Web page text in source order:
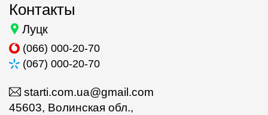
Контакты
Луцк
(066) 000-20-70
(067) 000-20-70
starti.com.ua@gmail.com
45603, Волинская обл.,